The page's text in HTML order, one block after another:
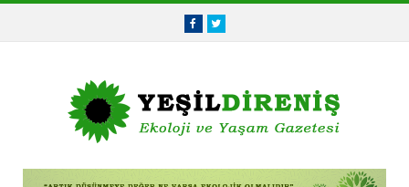
FacebookTwitter